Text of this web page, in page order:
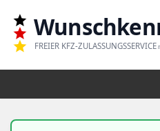
Zum
Inhalt
springen
FREIER KFZ-ZULASSUNGSSERVICE